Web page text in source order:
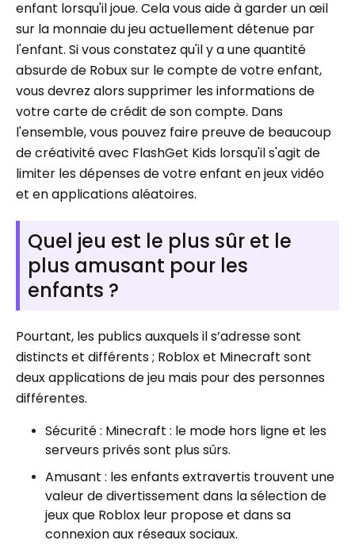
enfant lorsqu'il joue. Cela vous aide à garder un œil
sur la monnaie du jeu actuellement détenue par
l'enfant. Si vous constatez qu'il y a une quantité
absurde de Robux sur le compte de votre enfant,
vous devrez alors supprimer les informations de
votre carte de crédit de son compte. Dans
l'ensemble, vous pouvez faire preuve de beaucoup
de créativité avec FlashGet Kids lorsqu'il s'agit de
limiter les dépenses de votre enfant en jeux vidéo
et en applications aléatoires.
Quel jeu est le plus sûr et le
plus amusant pour les
enfants ?
Pourtant, les publics auxquels il s’adresse sont
distincts et différents ; Roblox et Minecraft sont
deux applications de jeu mais pour des personnes
différentes.
Sécurité : Minecraft : le mode hors ligne et les
serveurs privés sont plus sûrs.
Amusant : les enfants extravertis trouvent une
valeur de divertissement dans la sélection de
jeux que Roblox leur propose et dans sa
connexion aux réseaux sociaux.